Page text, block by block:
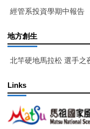
經管系投資學期中報告
地方創生
北竿硬地馬拉松 選手之
Links